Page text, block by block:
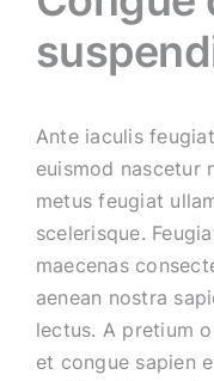
Ante iaculis
euismod nascetur
metus feugiat
scelerisque.
maecenas
aenean nostra
lectus. A pretium
et congue sapien